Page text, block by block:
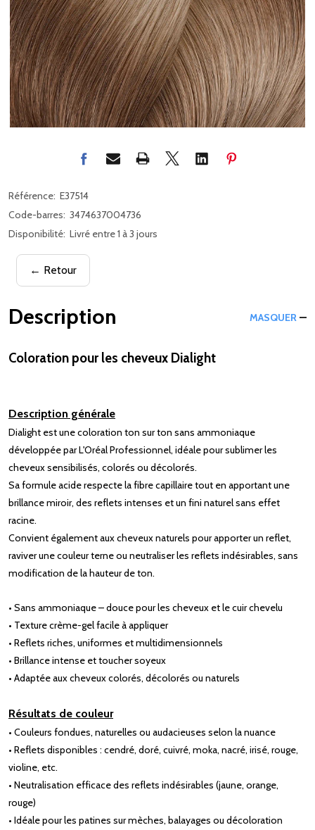
Référence: E37514
Code-barres: 3474637004736
Disponibilité: Livré entre 1 à 3 jours
← Retour
Description MASQUER
Coloration pour les cheveux Dialight
Description générale
Dialight est une coloration ton sur ton sans ammoniaque
développée par L'Oréal Professionnel, idéale pour sublimer les
cheveux sensibilisés, colorés ou décolorés.
Sa formule acide respecte la fibre capillaire tout en apportant une
brillance miroir, des reflets intenses et un fini naturel sans effet
racine.
Convient également aux cheveux naturels pour apporter un reflet,
raviver une couleur terne ou neutraliser les reflets indésirables, sans
modification de la hauteur de ton.
• Sans ammoniaque – douce pour les cheveux et le cuir chevelu
• Texture crème-gel facile à appliquer
• Reflets riches, uniformes et multidimensionnels
• Brillance intense et toucher soyeux
• Adaptée aux cheveux colorés, décolorés ou naturels
Résultats de couleur
• Couleurs fondues, naturelles ou audacieuses selon la nuance
• Reflets disponibles : cendré, doré, cuivré, moka, nacré, irisé, rouge,
violine, etc.
• Neutralisation efficace des reflets indésirables (jaune, orange,
rouge)
• Idéale pour les patines sur mèches, balayages ou décoloration